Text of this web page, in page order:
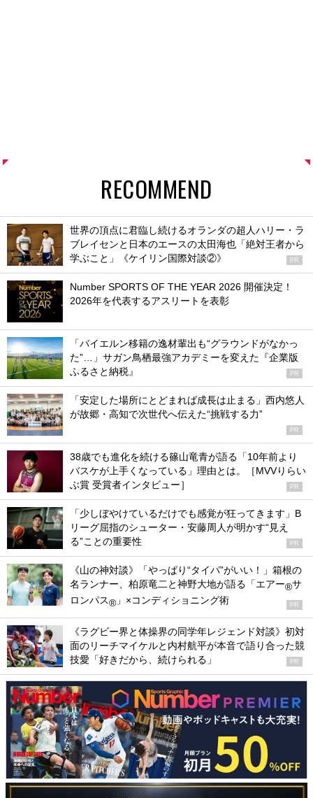
RECOMMEND
世界の頂点に君臨し続けるオランダの超人ハリー・ラ
ブレイセンと日本のエースの太田海也「絶対王者から
学ぶこと」《ケイリン国際対談②》
PR
Number SPORTS OF THE YEAR 2026 開催決定！
2026年を代表するアスリートを表彰
「バイエルン移籍の逸材輩出も“グラウンドがなかっ
た”…」サガン鳥栖最強アカデミーを変えた『企業版
ふるさと納税』
PR
「安定した場所にとどまれば成長は止まる」西内悠人
が故郷・高知で次世代へ伝えた“挑戦する力”
PR
38歳でも進化を続ける篠山竜青が語る「10年前より
バスケが上手くなっている」理由とは。［MVVりらい
ぶ賞 受賞者インタビュー］
PR
「少しぼやけているだけでも感覚が狂ってきます」B
リーグ屈指のシューター・安藤周人が明かす“見え
る”ことの重要性
PR
《山の神対談》「やっぱり“タイパ”がいい！」箱根の
名ランナー、柏原竜二と神野大地が語る「エアー®サ
ロンパス® 」×コンディショニング術 PR
《ラグビー界と体操界の同学年レジェンド対談》初対
面のリーチマイケルと内村航平が本音で語り合った競
技愛「好きだから、続けられる」
PR